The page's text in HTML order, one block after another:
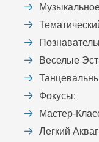
Веселые
Фокусы;
Мастер-
Легкий